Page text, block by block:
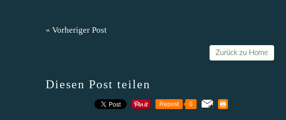
« Vorheriger Post
Zurück zu Home
Diesen Post teilen
Repost 0